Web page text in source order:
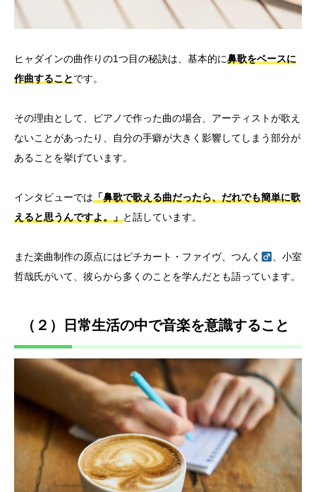
ヒャダインの曲作りの1つ目の秘訣は、基本的に鼻歌をベースに
作曲することです。
その理由として、ピアノで作った曲の場合、アーティストが歌え
ないことがあったり、自分の手癖が大きく影響してしまう部分が
あることを挙げています。
インタビューでは「鼻歌で歌える曲だったら、だれでも簡単に歌
えると思うんですよ。」と話しています。
また楽曲制作の原点にはピチカート・ファイヴ、つんく
、小室
哲哉氏がいて、彼らから多くのことを学んだとも語っています。
（２）日常生活の中で音楽を意識すること